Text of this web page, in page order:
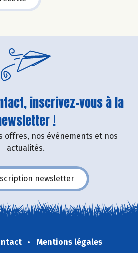
inscrivez-vous à la
!
offres, nos événements et nos
actualités.
newsletter
Mentions légales